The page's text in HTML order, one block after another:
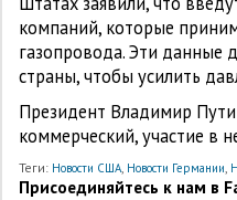
компаний, которые
газопровода. Эти данные
страны, чтобы усилить
Президент Владимир
коммерческий, участие в
Теги: Новости США, Новости Германии,
Присоединяйтесь к нам в